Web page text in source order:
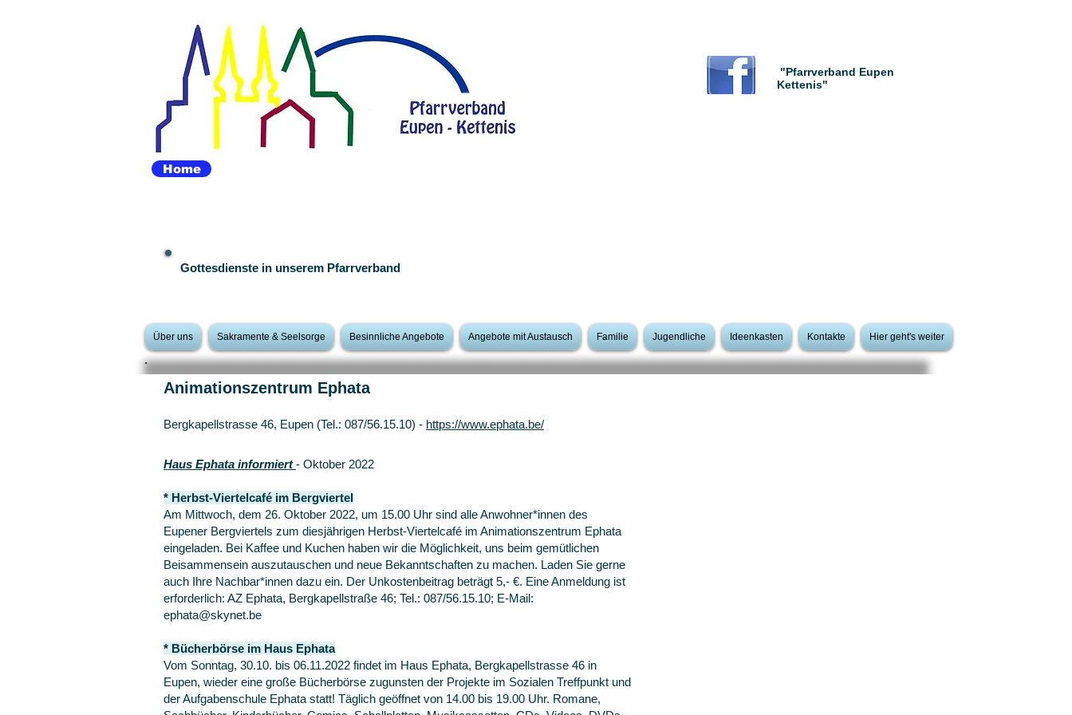
"Pfarrverband Eupen
Kettenis"
Home
Gottesdienste in unserem Pfarrverband
Über uns Sakramente & Seelsorge Besinnliche Angebote Angebote mit Austausch Familie Jugendliche Ideenkasten Kontakte Hier geht's weiter
Animationszentrum Ephata
Bergkapellstrasse 46, Eupen (Tel.: 087/56.15.10) - https://www.ephata.be/
Haus Ephata informiert- Oktober 2022
* Herbst-Viertelcafé im Bergviertel
Am Mittwoch, dem 26. Oktober 2022, um 15.00 Uhr sind alle Anwohner*innen des
Eupener Bergviertels zum diesjährigen Herbst-Viertelcafé im Animationszentrum Ephata
eingeladen. Bei Kaffee und Kuchen haben wir die Möglichkeit, uns beim gemütlichen
Beisammensein auszutauschen und neue Bekanntschaften zu machen. Laden Sie gerne
auch Ihre Nachbar*innen dazu ein. Der Unkostenbeitrag beträgt 5,- €. Eine Anmeldung ist
erforderlich: AZ Ephata, Bergkapellstraße 46; Tel.: 087/56.15.10; E-Mail:
ephata@skynet.be
* Bücherbörse im Haus Ephata
Vom Sonntag, 30.10. bis 06.11.2022 findet im Haus Ephata, Bergkapellstrasse 46 in
Eupen, wieder eine große Bücherbörse zugunsten der Projekte im Sozialen Treffpunkt und
der Aufgabenschule Ephata statt! Täglich geöffnet von 14.00 bis 19.00 Uhr. Romane,